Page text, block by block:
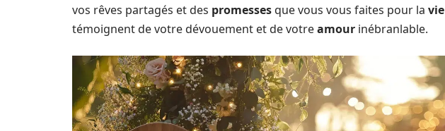
vos rêves partagés et des promessesque vous vous faites pour la vie
témoignent de votre dévouement et de votreamour inébranlable.